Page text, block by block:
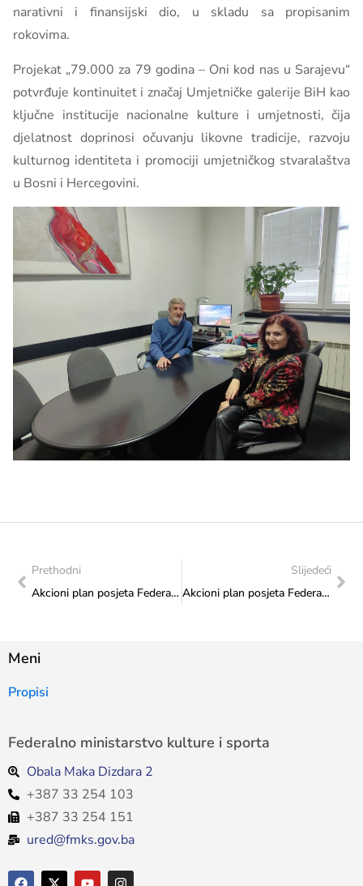
narativni i finansijski dio, u skladu sa propisanim
rokovima.
Projekat „79.000 za 79 godina – Oni kod nas u Sarajevu“
potvrđuje kontinuitet i značaj Umjetničke galerije BiH kao
ključne institucije nacionalne kulture i umjetnosti, čija
djelatnost doprinosi očuvanju likovne tradicije, razvoju
kulturnog identiteta i promociji umjetničkog stvaralaštva
u Bosni i Hercegovini.
Prethodni
Akcioni plan posjeta Federalnog ministarstva kulture i sporta: Realizovana posjeta Akademiji nauka i umjetnosti Bosne i Hercegovine
Slijedeći
Akcioni plan posjeta Federalnog ministarstva kulture i sporta: Realizovana posjeta Historijskom muzeju Bosne i Hercegovine
Meni
Propisi
Federalno ministarstvo kulture i sporta
Obala Maka Dizdara 2
+387 33 254 103
+387 33 254 151
ured@fmks.gov.ba